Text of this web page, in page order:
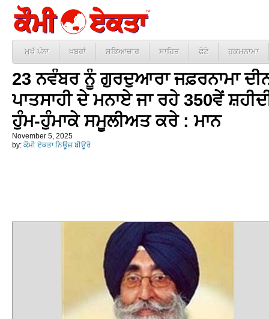
ਮੁਖੱ ਪੰਨਾ ਖ਼ਬਰਾਂ ਸਭਿਆਚਾਰ ਸਾਹਿਤ ਫੋਟੋ ਹੁਕਮਨਾਮਾ
23 ਨਵੰਬਰ ਨੂੰ ਗੁਰਦੁਆਰਾ ਜਫ਼ਰਨਾਮਾ
ਪਾਤਸਾਹੀ ਦੇ ਮਨਾਏ ਜਾ ਰਹੇ 350ਵੇਂ
ਹੁੰਮ-ਹੁੰਮਾਕੇ ਸਮੂਲੀਅਤ ਕਰੇ : ਮਾਨ
November 5, 2025
by: ਕੌਮੀ ਏਕਤਾ ਨਿਊਜ਼ ਬੀਊਰੋ